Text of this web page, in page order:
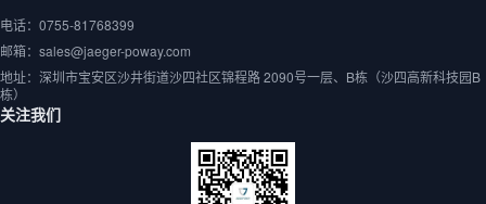
电话：0755-81768399
邮箱：sales@jaeger-poway.com
地址：深圳市宝安区沙井街道沙四社区锦程路 2090号一层、B栋（沙四高新科技园B
栋）
关注我们